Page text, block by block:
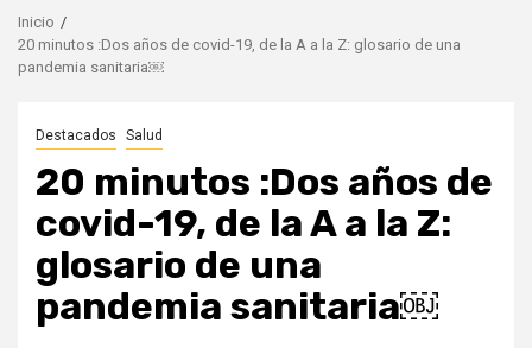
Inicio
20 minutos :Dos años de covid-19, de la A a la Z: glosario de una
pandemia sanitaria￼
Destacados Salud
20 minutos :Dos años de
covid-19, de la A a la Z:
glosario de una
pandemia sanitaria￼